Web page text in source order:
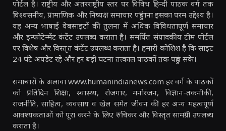
पोर्टल है। राष्ट्रीय और अंतरराष्ट्रीय स्तर पर विविध हिन्दी पाठक वर्ग तक
विश्वसनीय, प्रामाणिक और निष्पक्ष समाचार पहुंचाना इसका परम उद्देश्य है।
यह अन्य भाषाई वेबसाइटों की तुलना में अधिक विविधतापूर्ण समाचार
और इन्फोटेन्मेंट कंटेंट उपलब्ध कराता है। समर्पित संपादकीय टीम पोर्टल
पर विशेष और विस्तृत कंटेंट उपलब्ध कराता है। हमारी कोशिश है कि साइट
24 घंटे अपडेट रहे और हर बड़ी घटना तत्काल पाठकों तक पहुंच सके।
समाचारों के अलावा www.humanindianews.com हर वर्ग के पाठकों
को प्रतिदिन शिक्षा, स्वास्थ्य, रोजगार, मनोरंजन, विज्ञान-तकनीकी,
राजनीति, साहित्य, व्यवसाय व खेल समेत जीवन की हर अन्य महत्वपूर्ण
आवश्यकताओं को पूरा करने के लिए रुचिकर और विस्तृत सामग्री उपलब्ध
कराता है।